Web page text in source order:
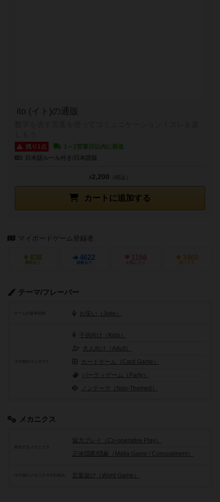
ito (イト)の通販
残り1点
1～2営業日以内に発送
カートに追加する
¥2,200 （税込）
マイボードゲーム登録者
638
興味あり
4622
経験あり
1156
お気に入り
3460
持ってる
テーマ/フレーバー
ゲームの基本目的 お笑い（Joke）
その他のコンセプト
子供向け（Kids）
大人向け（Adult）
カードゲーム（Card Game）
パーティゲーム（Party）
ノンテーマ（Non-Themed）
メカニクス
頻出するメカニクス
協力プレイ（Co-operative Play）
正体隠匿/隠蔽（Mafia Game / Concealment）
その他のメカニクスや仕組み 言葉遊び（Word Game）